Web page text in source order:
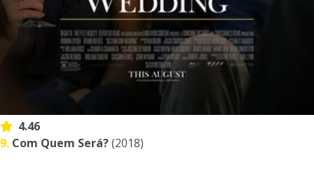
4.46
9. Com Quem Será?(2018)